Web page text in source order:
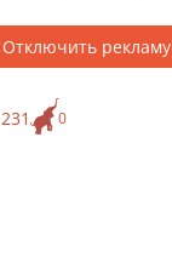
Отключить рекламу
0
231